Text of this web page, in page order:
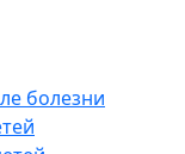
болезни